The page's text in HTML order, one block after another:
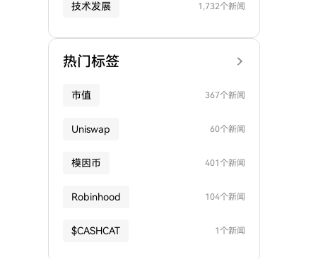
技术发展 1,732个新闻
热门标签
市值 367个新闻
Uniswap 60个新闻
模因币 401个新闻
Robinhood 104个新闻
$CASHCAT 1个新闻